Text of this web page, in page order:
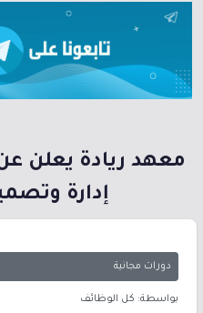
معهد ريادة يعلن
إدارة
دورات مجانية
بواسطة: كل الوظائف